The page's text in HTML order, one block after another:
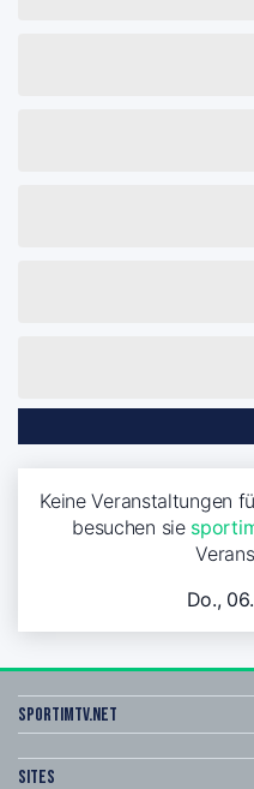
Keine Veranstaltungen
besuchen sie
Do.,
sportimtv.net
Sites